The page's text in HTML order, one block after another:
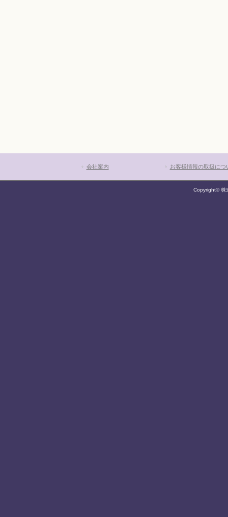
会社案内 お客様情報の取扱につ
Copyright© 株